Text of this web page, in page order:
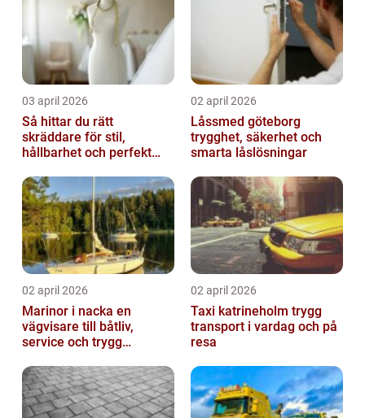
03 april 2026
Så hittar du rätt
skräddare för stil,
hållbarhet och perfekt
02 april 2026
Låssmed göteborg
trygghet, säkerhet och
smarta låslösningar
02 april 2026
Marinor i nacka en
vägvisare till båtliv,
service och trygg
02 april 2026
Taxi katrineholm trygg
transport i vardag och på
resa